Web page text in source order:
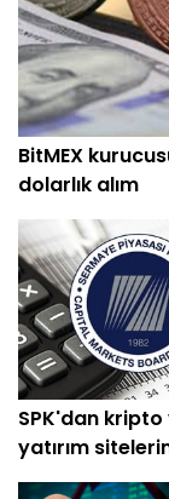
BitMEX
dolarlık alım
SPK'dan kripto
yatırım
engeli